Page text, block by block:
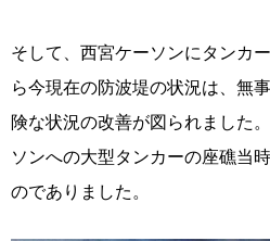
そして、西宮ケーソンにタンカ
ら今現在の防波堤の状況は、無
険な状況の改善が図られました
ソンへの大型タンカーの座礁当
のでありました。